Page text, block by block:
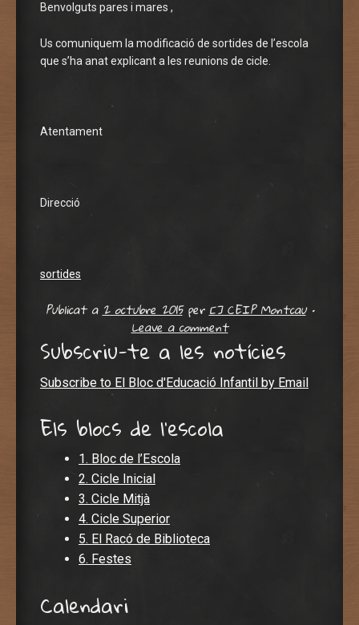
Benvolguts pares i mares ,
Us comuniquem la modificació de sortides de l’escola
que s’ha anat explicant a les reunions de cicle.
Atentament
Direcció
sortides
Publicat a2 octubre 2015per[] CEIP Montcau •
Leave a comment
Subscriu-te a les notícies
Subscribe to El Bloc d'Educació Infantil by Email
Els blocs de l'escola
1. Bloc de l’Escola
2. Cicle Inicial
3. Cicle Mitjà
4. Cicle Superior
5. El Racó de Biblioteca
6. Festes
Calendari